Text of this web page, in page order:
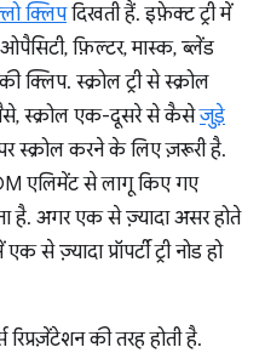
क्लिपदिखती हैं. इफ़ेक्ट ट्री में
फ़िल्टर, मास्क, ब्लेंड
क्लिप. स्क्रोल ट्री से स्क्रोल
स्क्रोल एक-दूसरे से कैसेजुड़े
स्क्रोल करने के लिए ज़रूरी है.
एलिमेंट से लागू किए गए
है. अगर एक से ज़्यादा असर होते
से ज़्यादा प्रॉपर्टी ट्री नोड हो
रिप्रज़ेंटेशन की तरह होती है.